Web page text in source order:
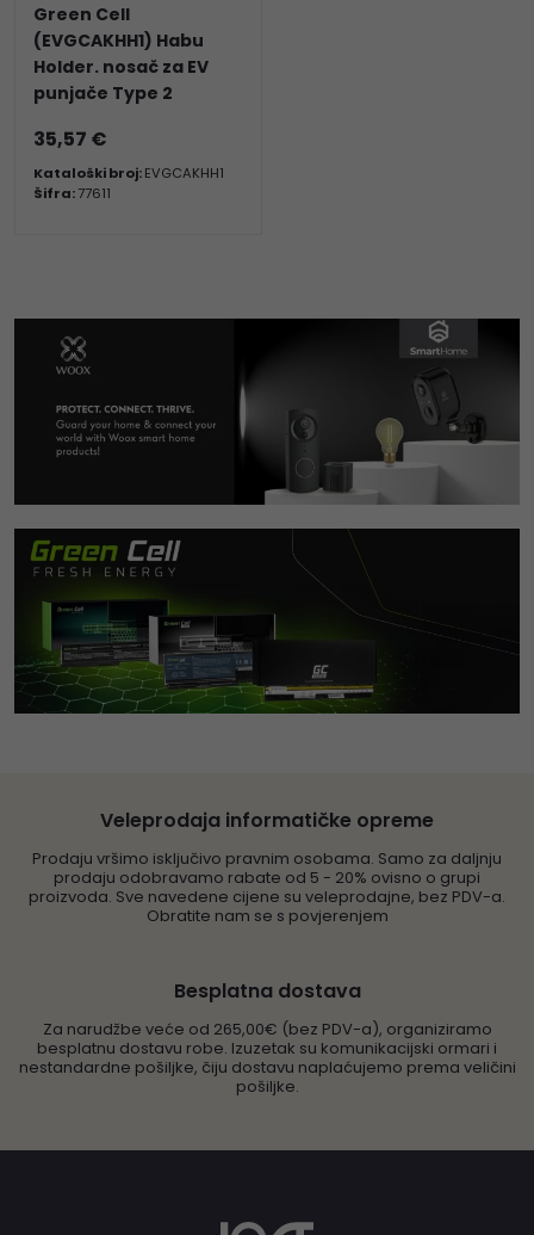
Green Cell
(EVGCAKHH1) Habu
Holder. nosač za EV
punjače Type 2
35,57 €
Kataloški broj:EVGCAKHH1
Šifra:77611
Veleprodaja informatičke opreme
Prodaju vršimo isključivo pravnim osobama. Samo za daljnju
prodaju odobravamo rabate od 5 - 20% ovisno o grupi
proizvoda. Sve navedene cijene su veleprodajne, bez PDV-a.
Obratite nam se s povjerenjem
Besplatna dostava
Za narudžbe veće od 265,00€ (bez PDV-a), organiziramo
besplatnu dostavu robe. Izuzetak su komunikacijski ormari i
nestandardne pošiljke, čiju dostavu naplaćujemo prema veličini
pošiljke.